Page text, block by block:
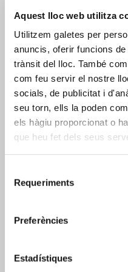
Aquest lloc web utilitza
Utilitzem galetes per
anuncis, oferir funcions
trànsit del lloc. També
com feu servir el nostre
socials, de publicitat i
seu torn, ells la poden
els hàgiu proporcionat o
que heu fet dels seus
Requeriments
Preferències
Estadístiques
Palma de Mallorca. Beach
with small boats